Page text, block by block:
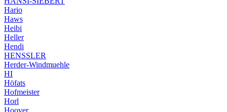
Hario
Haws
Heibi
Heller
Hendi
HENSSLER
Herder-Windmuehle
HI
Höfats
Hofmeister
Horl
Hoover